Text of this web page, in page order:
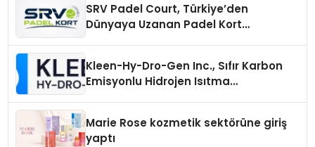
SRV Padel Court, Türkiye’den
Dünyaya Uzanan Padel Kort
Kleen-Hy-Dro-Gen Inc., Sıfır Karbon
Emisyonlu Hidrojen Isıtma
Marie Rose kozmetik sektörüne giriş
yaptı